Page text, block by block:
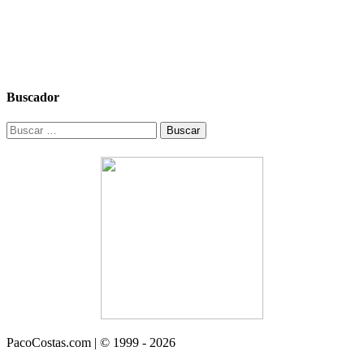
Buscador
Buscar:
PacoCostas.com | © 1999 - 2026